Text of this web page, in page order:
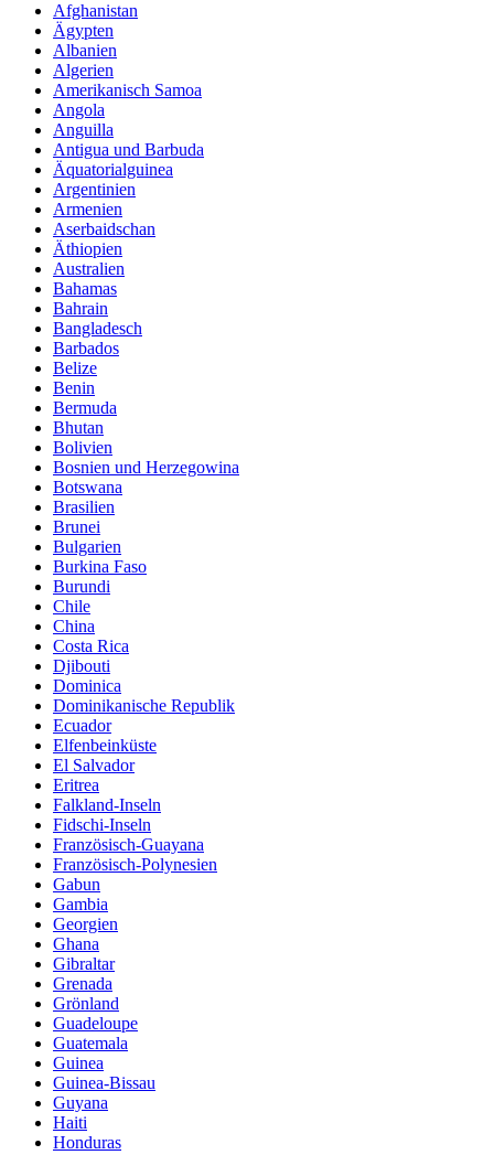
Afghanistan
Ägypten
Albanien
Algerien
Amerikanisch Samoa
Angola
Anguilla
Antigua und Barbuda
Äquatorialguinea
Argentinien
Armenien
Aserbaidschan
Äthiopien
Australien
Bahamas
Bahrain
Bangladesch
Barbados
Belize
Benin
Bermuda
Bhutan
Bolivien
Bosnien und Herzegowina
Botswana
Brasilien
Brunei
Bulgarien
Burkina Faso
Burundi
Chile
China
Costa Rica
Djibouti
Dominica
Dominikanische Republik
Ecuador
Elfenbeinküste
El Salvador
Eritrea
Falkland-Inseln
Fidschi-Inseln
Französisch-Guayana
Französisch-Polynesien
Gabun
Gambia
Georgien
Ghana
Gibraltar
Grenada
Grönland
Guadeloupe
Guatemala
Guinea
Guinea-Bissau
Guyana
Haiti
Honduras